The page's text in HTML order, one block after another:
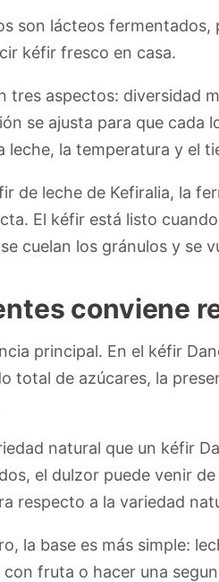
son lácteos
kéfir fresco en casa.
tres aspectos: diversidad
se ajusta para que cada
leche, la temperatura y el
de leche de Kefiralia, la
El kéfir está listo
cuelan los gránulos y se
conviene
principal. En el kéfir
total de azúcares, la
natural que un kéfir
el dulzor puede venir
respecto a la variedad
la base es más simple:
fruta o hacer una